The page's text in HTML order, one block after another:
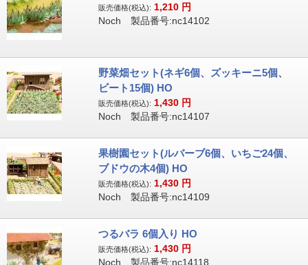
販売価格(税込): 1,210 円
Noch 製品番号:nc14102
野菜畑セット(ネギ6個、ズッキーニ5個、
ビート15個) HO
販売価格(税込): 1,430 円
Noch 製品番号:nc14107
果樹園セット(ルバーブ6個、いちご24個、
ブドウの木4個) HO
販売価格(税込): 1,430 円
Noch 製品番号:nc14109
つるバラ 6個入り HO
販売価格(税込): 1,430 円
Noch 製品番号:nc14118